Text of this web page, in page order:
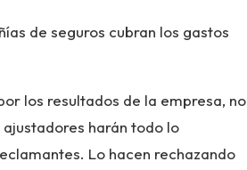
de seguros cubran los gastos
los resultados de la empresa, no
harán todo lo
Lo hacen rechazando